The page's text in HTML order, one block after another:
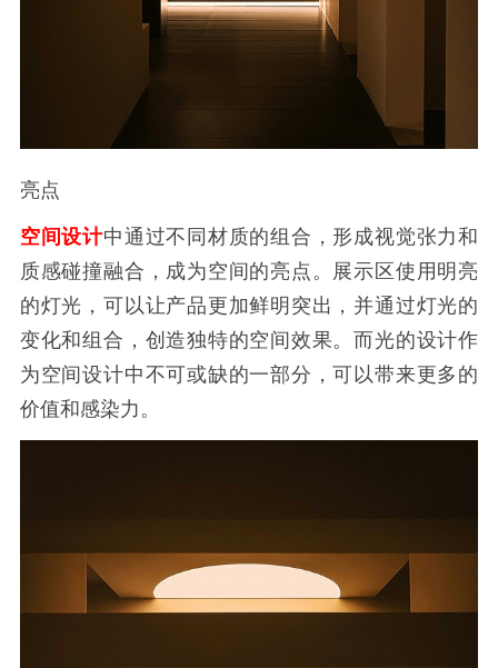
亮点
空间设计中通过不同材质的组合，形成视觉张力和
质感碰撞融合，成为空间的亮点。展示区使用明亮
的灯光，可以让产品更加鲜明突出，并通过灯光的
变化和组合，创造独特的空间效果。而光的设计作
为空间设计中不可或缺的一部分，可以带来更多的
价值和感染力。